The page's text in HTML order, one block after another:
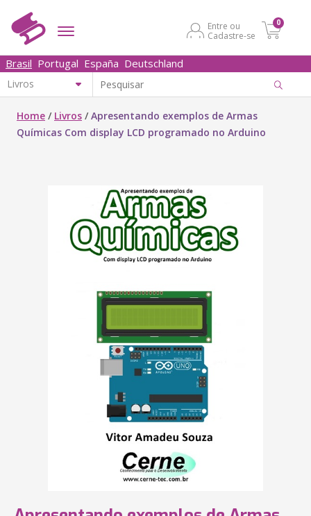
Entre ou
Cadastre-se
0
Brasil Portugal España Deutschland
Home / Livros /Apresentando exemplos de Armas
Químicas Com display LCD programado no Arduino